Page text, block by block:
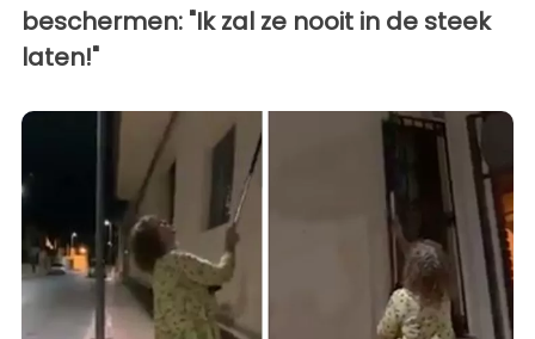
beschermen: "Ik zal ze nooit in de steek
laten!"